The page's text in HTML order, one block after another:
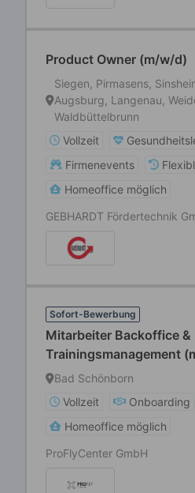
Product Owner (m/w/d)
Siegen, Pirmasens,
Augsburg, Langenau,
Waldbüttelbrunn
Vollzeit
Firmenevents
Homeoffice möglich
GEBHARDT Fördertechnik
Sofort-Bewerbung
Mitarbeiter Backoffice &
Trainingsmanagement
Bad Schönborn
Vollzeit
Onboarding
Homeoffice möglich
ProFlyCenter GmbH